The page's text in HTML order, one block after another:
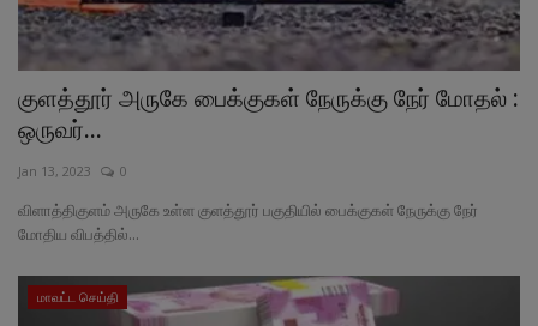
குளத்தூர் அருகே பைக்குகள் நேருக்கு நேர் மோதல் :
ஒருவர்...
Jan 13, 2023 0
விளாத்திகுளம் அருகே உள்ள குளத்தூர் பகுதியில் பைக்குகள் நேருக்கு நேர்
மோதிய விபத்தில்...
மாவட்ட செய்தி